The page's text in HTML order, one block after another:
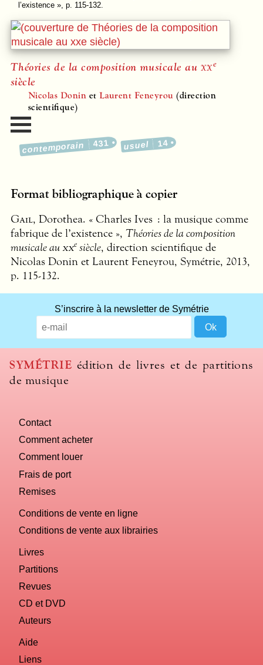
l’existence », p. 115-132.
Théories de la composition musicale au xxe
siècle
Nicolas Donin etLaurent Feneyrou (direction
scientifique)
contemporain 431 usuel 14
Format bibliographique à copier
Gail, Dorothea. « Charles Ives : la musique comme
fabrique de l’existence », Théories de la composition
musicale auxxe siècle, direction scientifique de
Nicolas Donin et Laurent Feneyrou, Symétrie, 2013,
p. 115-132.
S’inscrire à la newsletter de Symétrie
SYMÉTRIE édition de livres et de partitions
de musique
Contact
Comment acheter
Comment louer
Frais de port
Remises
Conditions de vente en ligne
Conditions de vente aux librairies
Livres
Partitions
Revues
CD et DVD
Auteurs
Aide
Liens